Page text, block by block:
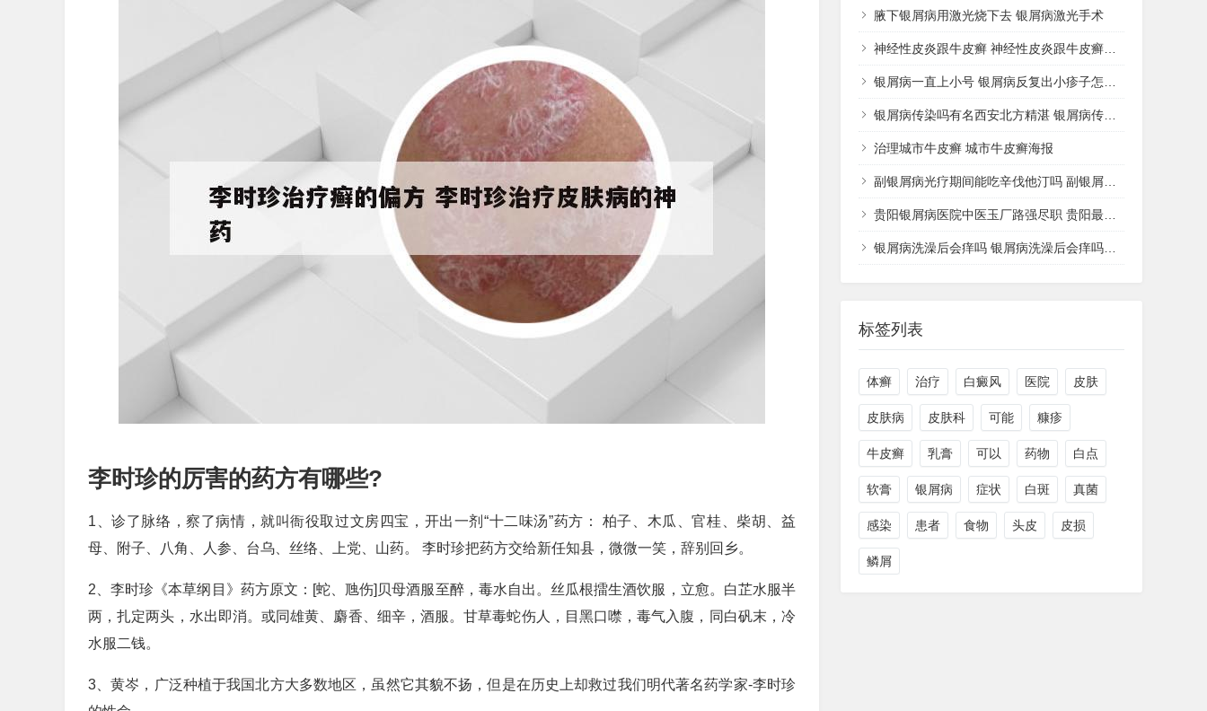
李时珍的厉害的药方有哪些?
1、诊了脉络，察了病情，就叫衙役取过文房四宝，开出一剂“十二味汤”药方： 柏子、木瓜、官桂、柴胡、益
母、附子、八角、人参、台乌、丝络、上党、山药。 李时珍把药方交给新任知县，微微一笑，辞别回乡。
2、李时珍《本草纲目》药方原文：[蛇、虺伤]贝母酒服至醉，毒水自出。丝瓜根擂生酒饮服，立愈。白芷水服半
两，扎定两头，水出即消。或同雄黄、麝香、细辛，酒服。甘草毒蛇伤人，目黑口噤，毒气入腹，同白矾末，冷
水服二钱。
3、黄岑，广泛种植于我国北方大多数地区，虽然它其貌不扬，但是在历史上却救过我们明代著名药学家-李时珍
腋下银屑病用激光烧下去 银屑病激光手术
神经性皮炎跟牛皮癣 神经性皮炎跟牛皮癣哪个好治
银屑病一直上小号 银屑病反复出小疹子怎么办好
银屑病传染吗有名西安北方精湛 银屑病传播途径
治理城市牛皮癣 城市牛皮癣海报
副银屑病光疗期间能吃辛伐他汀吗 副银屑病可以擦激素药膏吗
贵阳银屑病医院中医玉厂路强尽职 贵阳最好的银屑病中医院
银屑病洗澡后会痒吗 银屑病洗澡后会痒吗怎么治疗
标签列表
体癣 治疗 白癜风 医院 皮肤
皮肤病 皮肤科 可能 糠疹
牛皮癣 乳膏 可以 药物 白点
软膏 银屑病 症状 白斑 真菌
感染 患者 食物 头皮 皮损
鳞屑